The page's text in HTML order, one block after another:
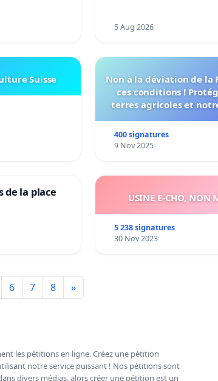
5 Aug 2026
Suisse
Non à la déviation de la
ces conditions !
terres agricoles et
400 signatures
9 Nov 2025
de la place
USINE E-CHO, NON
5 238 signatures
30 Nov 2023
6 7 8 »
les pétitions en ligne. Créez une pétition
notre service puissant ! Nos pétitions sont
divers médias, alors créer une pétition est un